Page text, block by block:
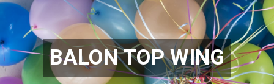
BALON TOP WING